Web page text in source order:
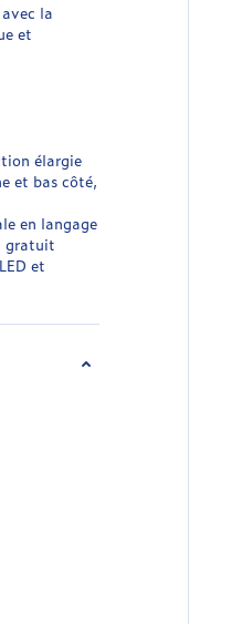
la
et
élargie
et bas côté,
en langage
gratuit
et